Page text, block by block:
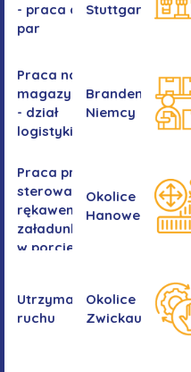
- praca dla
par
Stuttgartu
Praca na
magazynie
- dział
logistyki
Brandenburgia,
Niemcy
Praca przy
sterowaniu
rękawem
załadunkowym
w porcie
Okolice
Hanower
Utrzymanie
ruchu
Okolice
Zwickau